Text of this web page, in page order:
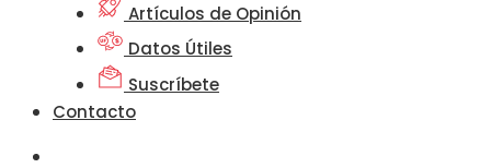
Artículos de Opinión
Datos Útiles
Suscríbete
Contacto